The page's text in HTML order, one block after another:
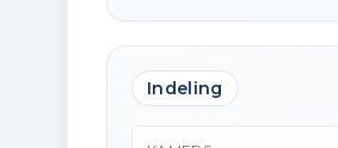
Indeling